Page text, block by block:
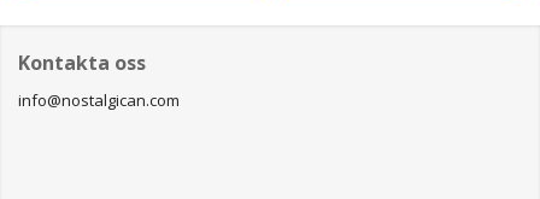
Kontakta oss
info@nostalgican.com